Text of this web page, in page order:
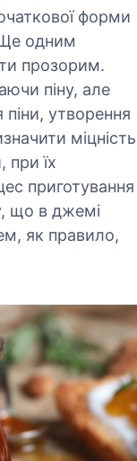
форми
Ще одним
прозорим.
піну, але
піни, утворення
міцність
при їх
приготування
що в джемі
як правило,